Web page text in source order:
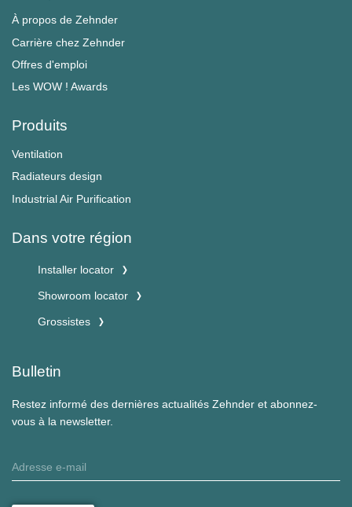
À propos de Zehnder
Carrière chez Zehnder
Offres d'emploi
Les WOW ! Awards
Produits
Ventilation
Radiateurs design
Industrial Air Purification
Dans votre région
Installer locator
Showroom locator
Grossistes
Bulletin
Restez informé des dernières actualités Zehnder et abonnez-
vous à la newsletter.